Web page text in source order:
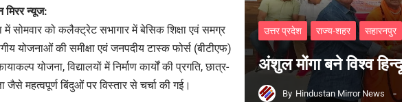
मिरर न्यूज:
में सोमवार को कलैक्ट्रेट सभागार में बेसिक शिक्षा एवं समग्र
योजनाओं की समीक्षा एवं जनपदीय टास्क फोर्स (बीटीएफ)
योजना, विद्यालयों में निर्माण कार्यों की प्रगति, छात्र-
जैसे महत्वपूर्ण बिंदुओं पर विस्तार से चर्चा की गई।
उत्तर प्रदेश राज्य-शहर सहारनपुर
अंशुल मोंगा बने विश्व
By Hindustan Mirror News